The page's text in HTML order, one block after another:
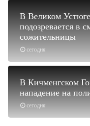
сегодня
В Великом
подозревается в
сожительницы
сегодня
В Кичменгском
нападение на